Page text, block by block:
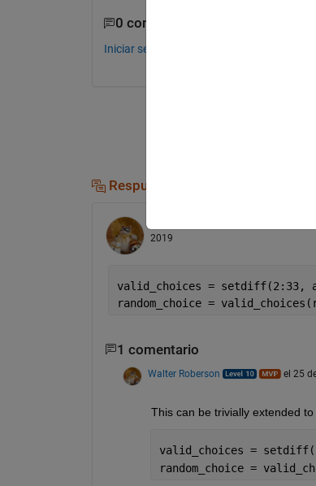
0 comentarios
Iniciar sesión para comentar.
Respuestas (4)
2019
valid_choices = setdiff(2:33,
random_choice =
1 comentario
Walter Roberson el 25
This can be trivially extended
valid_choices =
random_choice =